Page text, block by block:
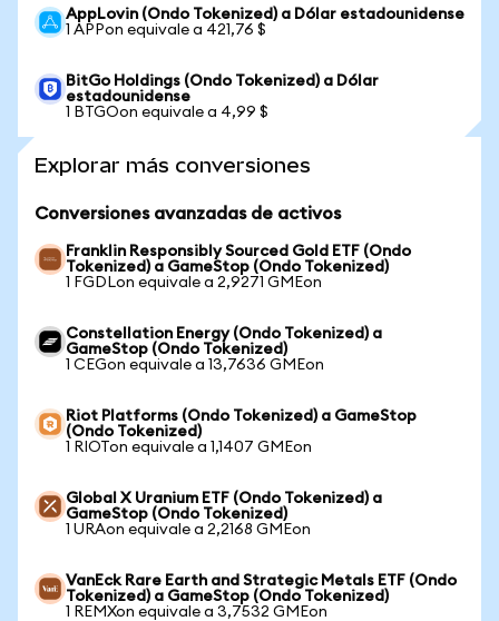
AppLovin (Ondo Tokenized) a Dólar estadounidense
1 APPon equivale a 421,76 $
BitGo Holdings (Ondo Tokenized) a Dólar
estadounidense
1 BTGOon equivale a 4,99 $
Explorar más conversiones
Conversiones avanzadas de activos
Franklin Responsibly Sourced Gold ETF (Ondo
Tokenized) a GameStop (Ondo Tokenized)
1 FGDLon equivale a 2,9271 GMEon
Constellation Energy (Ondo Tokenized) a
GameStop (Ondo Tokenized)
1 CEGon equivale a 13,7636 GMEon
Riot Platforms (Ondo Tokenized) a GameStop
(Ondo Tokenized)
1 RIOTon equivale a 1,1407 GMEon
Global X Uranium ETF (Ondo Tokenized) a
GameStop (Ondo Tokenized)
1 URAon equivale a 2,2168 GMEon
VanEck Rare Earth and Strategic Metals ETF (Ondo
Tokenized) a GameStop (Ondo Tokenized)
1 REMXon equivale a 3,7532 GMEon